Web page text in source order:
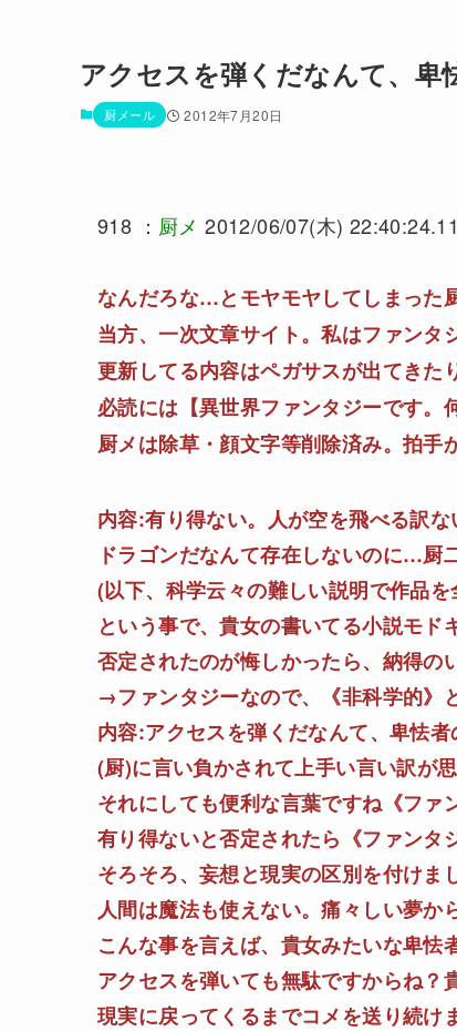
アクセスを弾くだなんて、卑
厨メール 2012年7月20日
918 ： 厨メ 2012/06/07(木)
なんだろな…とモヤモヤしてしまった
当方、一次文章サイト。私はファンタ
更新してる内容はペガサスが出てきた
必読には【異世界ファンタジーです。
厨メは除草・顔文字等削除済み。拍手
内容:有り得ない。人が空を飛べる訳
ドラゴンだなんて存在しないのに…厨
(以下、科学云々の難しい説明で作品
という事で、貴女の書いてる小説モド
否定されたのが悔しかったら、納得の
→ファンタジーなので、《非科学的》
内容:アクセスを弾くだなんて、卑怯者
(厨)に言い負かされて上手い言い訳が
それにしても便利な言葉ですね《ファ
有り得ないと否定されたら《ファンタ
そろそろ、妄想と現実の区別を付けま
人間は魔法も使えない。痛々しい夢か
こんな事を言えば、貴女みたいな卑怯
アクセスを弾いても無駄ですからね？
現実に戻ってくるまでコメを送り続け